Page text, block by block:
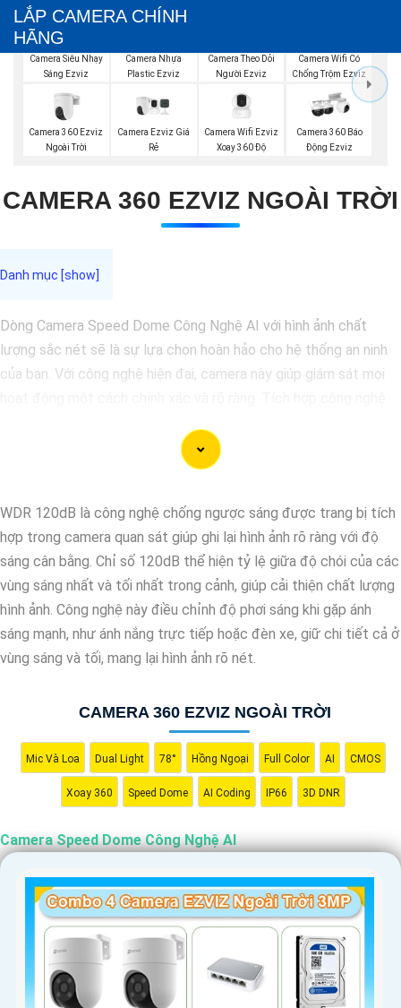
LẮP CAMERA CHÍNH
HÃNG
Camera Siêu Nhạy
Sáng Ezviz
Camera Nhựa
Plastic Ezviz
Camera Theo Dỏi
Người Ezviz
Camera Wifi Có
Chống Trộm Ezviz
Camera 360 Ezviz
Ngoài Trời
Camera Ezviz Giá
Rẻ
Camera Wifi Ezviz
Xoay 360 Độ
Camera 360 Báo
Động Ezviz
CAMERA 360 EZVIZ NGOÀI TRỜI
Dòng Camera Speed Dome Công Nghệ AI với hình ảnh chất
lượng sắc nét sẽ là sự lựa chọn hoàn hảo cho hệ thống an ninh
của bạn. Với công nghệ hiện đại, camera này giúp giám sát mọi
giúp tăng cường hiệu quả giám sát và bảo vệ.
Hãy chọn Camera Speed Dome Công Nghệ AI để
vào một giải pháp an ninh đáng tin cậy.
WDR 120dB là công nghệ chống ngược sáng được trang bị tích
hợp trong camera quan sát giúp ghi lại hình ảnh rõ ràng với độ
sáng cân bằng. Chỉ số 120dB thể hiện tỷ lệ giữa độ chói của các
vùng sáng nhất và tối nhất trong cảnh, giúp cải thiện chất lượng
hình ảnh. Công nghệ này điều chỉnh độ phơi sáng khi gặp ánh
sáng mạnh, như ánh nắng trực tiếp hoặc đèn xe, giữ chi tiết cả ở
vùng sáng và tối, mang lại hình ảnh rõ nét.
CAMERA 360 EZVIZ NGOÀI TRỜI
Mic Và Loa Dual Light 78° Hồng Ngoại Full Color AI CMOS
Xoay 360 Speed Dome AI Coding IP66 3D DNR
Camera Speed Dome Công Nghệ AI